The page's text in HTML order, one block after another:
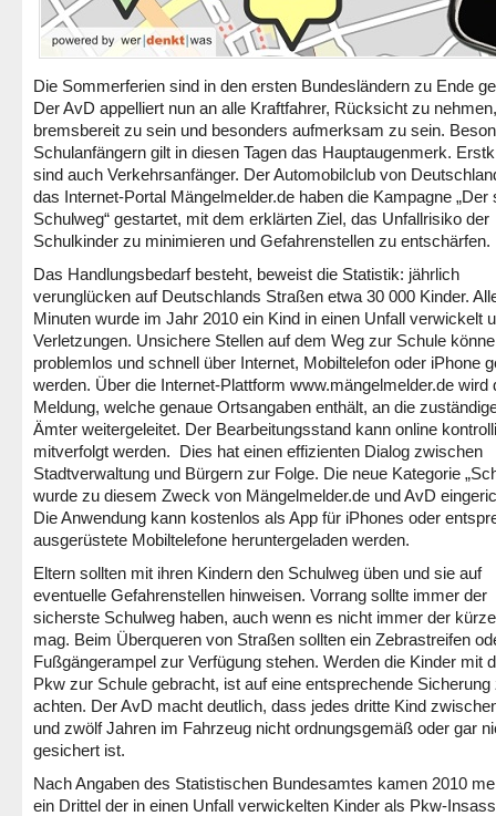
Die Sommerferien sind in den ersten Bundesländern zu Ende
Der AvD appelliert nun an alle Kraftfahrer, Rücksicht zu
bremsbereit zu sein und besonders aufmerksam zu sein.
Schulanfängern gilt in diesen Tagen das Hauptaugenmerk.
sind auch Verkehrsanfänger. Der Automobilclub von
das Internet-Portal Mängelmelder.de haben die Kampagne „Der
Schulweg“ gestartet, mit dem erklärten Ziel, das Unfallrisiko der
Schulkinder zu minimieren und Gefahrenstellen zu entschärfen.
Das Handlungsbedarf besteht, beweist die Statistik: jährlich
verunglücken auf Deutschlands Straßen etwa 30 000 Kinder.
Minuten wurde im Jahr 2010 ein Kind in einen Unfall verwickelt
Verletzungen. Unsichere Stellen auf dem Weg zur Schule
problemlos und schnell über Internet, Mobiltelefon oder iPhone
werden. Über die Internet-Plattform www.mängelmelder.de wird
Meldung, welche genaue Ortsangaben enthält, an die
Ämter weitergeleitet. Der Bearbeitungsstand kann online
mitverfolgt werden. Dies hat einen effizienten Dialog zwischen
Stadtverwaltung und Bürgern zur Folge. Die neue Kategorie
wurde zu diesem Zweck von Mängelmelder.de und AvD
Die Anwendung kann kostenlos als App für iPhones oder
ausgerüstete Mobiltelefone heruntergeladen werden.
Eltern sollten mit ihren Kindern den Schulweg üben und sie auf
eventuelle Gefahrenstellen hinweisen. Vorrang sollte immer der
sicherste Schulweg haben, auch wenn es nicht immer der
mag. Beim Überqueren von Straßen sollten ein Zebrastreifen
Fußgängerampel zur Verfügung stehen. Werden die Kinder mit
Pkw zur Schule gebracht, ist auf eine entsprechende Sicherung
achten. Der AvD macht deutlich, dass jedes dritte Kind
und zwölf Jahren im Fahrzeug nicht ordnungsgemäß oder gar
gesichert ist.
Nach Angaben des Statistischen Bundesamtes kamen 2010
ein Drittel der in einen Unfall verwickelten Kinder als Pkw-